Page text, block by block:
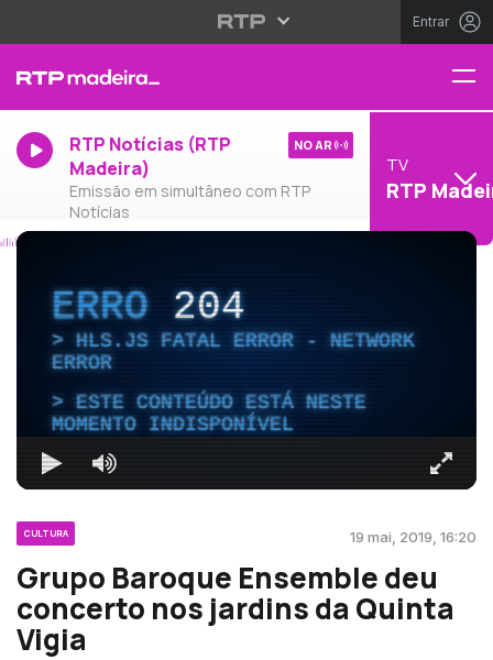
Entrar
RTP Notícias (RTP
Madeira)
Emissão em simultâneo com RTP
Notícias
NO AR
TV
RTP
ERRO204
HLS.JS FATAL ERROR - NETWORK
ERROR
ESTE CONTEÚDO ESTÁ NESTE
MOMENTO INDISPONÍVEL
CULTURA 19 mai, 2019, 16:20
Grupo Baroque Ensemble deu
concerto nos jardins da Quinta
Vigia